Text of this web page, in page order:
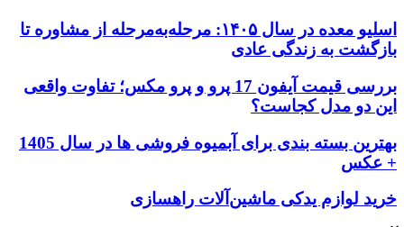
اسلیو معده در سال ۱۴۰۵: مرحله‌به‌مرحله از مشاوره تا
بازگشت به زندگی عادی
بررسی قیمت آیفون 17 پرو و پرو مکس؛ تفاوت واقعی
این دو مدل کجاست؟
بهترین بسته بندی برای آبمیوه فروشی ها در سال 1405
+ عکس
خرید لوازم یدکی ماشین‌آلات راهسازی